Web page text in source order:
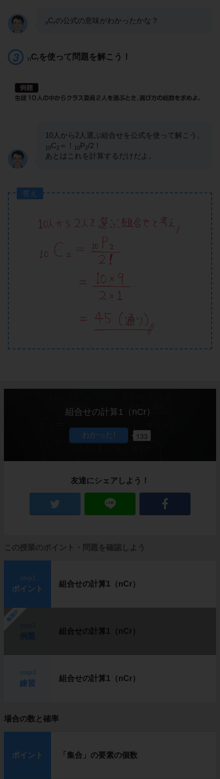
nCrの公式の意味がわかったかな？
nCrを使って問題を解こう！
10人から2人選ぶ組合せを公式を使って解こう。
10C2 ＝！ 10P2/2！
あとはこれを計算するだけだよ。
答え
組合せの計算1（nCr）
133
友達にシェアしよう！
この授業のポイント・問題を確認しよう
ポイント
組合せの計算1（nCr）
勉強中
組合せの計算1（nCr）
練習
組合せの計算1（nCr）
場合の数と確率
ポイント 「集合」の要素の個数